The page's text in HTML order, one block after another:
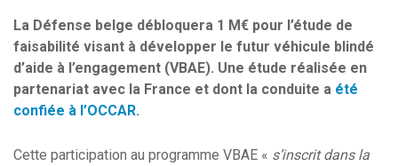
La Défense belge débloquera 1 M€ pour l’étude de
faisabilité visant à développer le futur véhicule blindé
d’aide à l’engagement (VBAE). Une étude réalisée en
partenariat avec la France et dont la conduite a été
confiée à l’OCCAR.
Cette participation au programme VBAE « s’inscrit dans la